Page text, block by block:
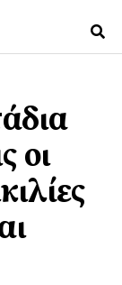
οι